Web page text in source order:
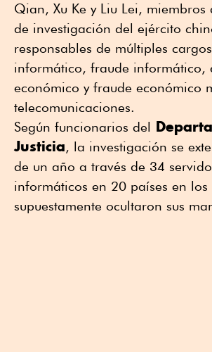
Qian, Xu Ke y Liu Lei, miembros
de investigación del ejército
responsables de múltiples
informático, fraude informático,
económico y fraude económico
telecomunicaciones.
Según funcionarios del
Justicia, la investigación se
de un año a través de 34
informáticos en 20 países en los
supuestamente ocultaron sus